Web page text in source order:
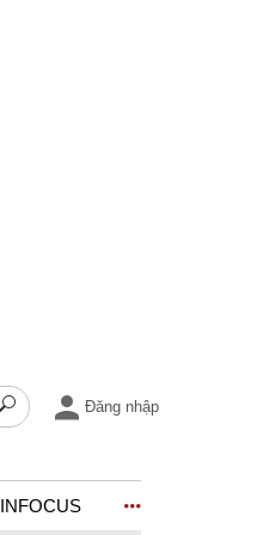
Đăng nhập
INFOCUS